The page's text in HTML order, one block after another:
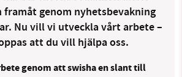
genom nyhetsbevakning
Nu vill vi utveckla vårt arbete –
att du vill hjälpa oss.
genom att swisha en slant till